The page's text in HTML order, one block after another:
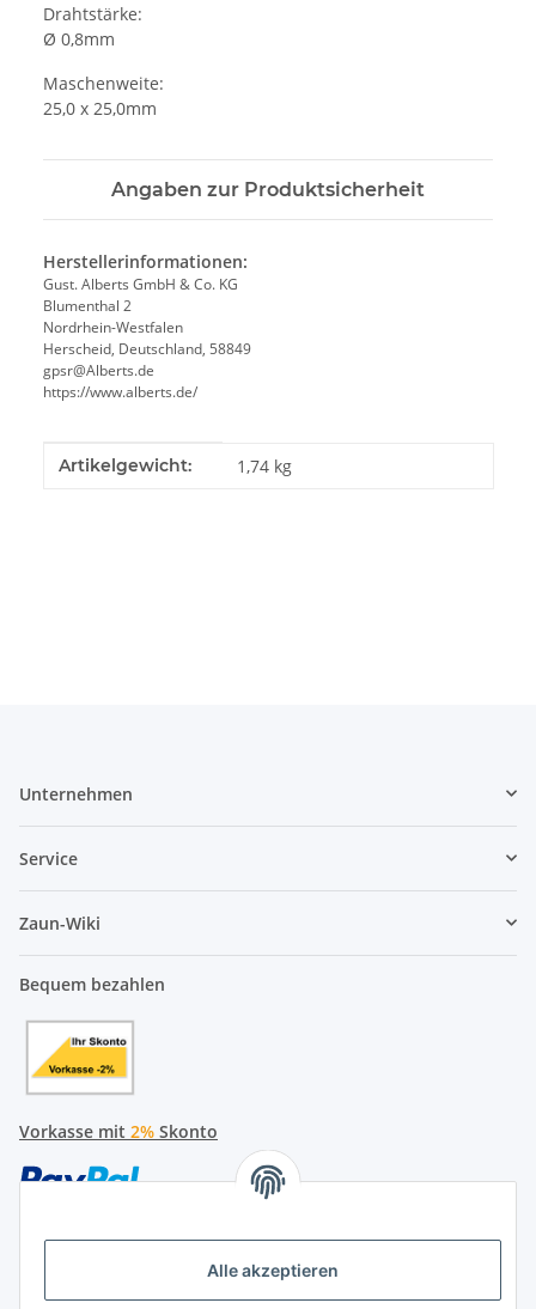
Alle akzeptieren
Drahtstärke:
Ø 0,8mm
Maschenweite:
25,0 x 25,0mm
Angaben zur Produktsicherheit
Herstellerinformationen:
Gust. Alberts GmbH & Co. KG
Blumenthal 2
Nordrhein-Westfalen
Herscheid, Deutschland, 58849
gpsr@Alberts.de
https://www.alberts.de/
Produkteigenschaft
Wert
Artikelgewicht: 1,74 kg
Unternehmen
Service
Zaun-Wiki
Bequem bezahlen
Vorkasse mit 2% Skonto
Später bezahlen